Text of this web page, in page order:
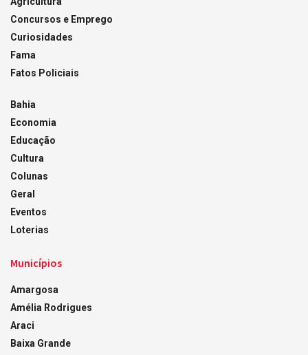
Concursos e Emprego
Curiosidades
Fama
Fatos Policiais
Bahia
Economia
Educação
Cultura
Colunas
Geral
Eventos
Loterias
Municípios
Amargosa
Amélia Rodrigues
Araci
Baixa Grande